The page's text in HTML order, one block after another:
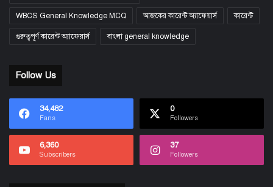
WBCS General Knowledge MCQ আজকের কারেন্ট অ্যাফেয়ার্স কারেন্ট
গুরুত্বপূর্ণ কারেন্ট অ্যাফেয়ার্স বাংলা general knowledge
Follow Us
34,482
Fans
0
Followers
6,360
Subscribers
37
Followers